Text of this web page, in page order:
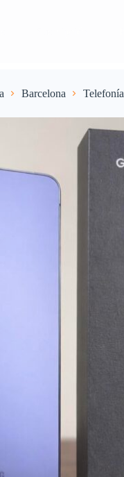
Barcelona Telefonía